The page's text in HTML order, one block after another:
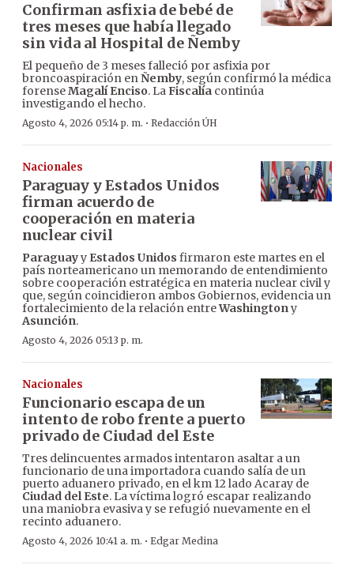
Confirman asfixia de bebé de
tres meses que había llegado
sin vida al Hospital de Ñemby
El pequeño de 3 meses falleció por asfixia por
broncoaspiración enÑemby, según confirmó la médica
forenseMagalí Enciso. LaFiscalía continúa
investigando el hecho.
Agosto 4, 2026 05:14 p. m. · Redacción ÚH
Nacionales
Paraguay y Estados Unidos
firman acuerdo de
cooperación en materia
nuclear civil
Paraguayy Estados Unidos firmaron este martes en el
país norteamericano un memorando de entendimiento
sobre cooperación estratégica en materia nuclear civil y
que, según coincidieron ambos Gobiernos, evidencia un
fortalecimiento de la relación entreWashingtony
Asunción.
Agosto 4, 2026 05:13 p. m.
Nacionales
Funcionario escapa de un
intento de robo frente a puerto
privado de Ciudad del Este
Tres delincuentes armados intentaron asaltar a un
funcionario de una importadora cuando salía de un
puerto aduanero privado, en el km 12 lado Acaray de
Ciudad del Este. La víctima logró escapar realizando
una maniobra evasiva y se refugió nuevamente en el
recinto aduanero.
Agosto 4, 2026 10:41 a. m. · Edgar Medina